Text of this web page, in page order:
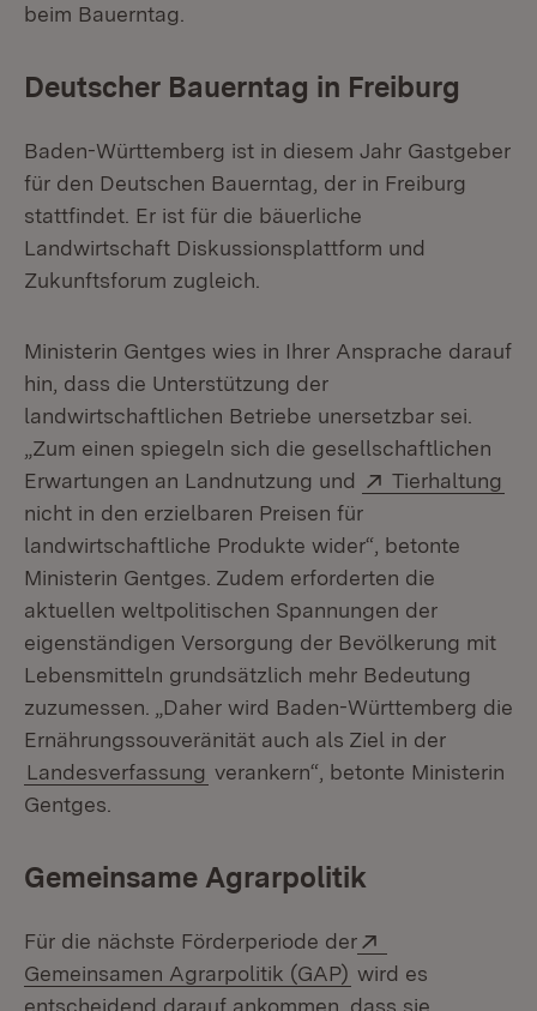
beim Bauerntag.
Deutscher Bauerntag in Freiburg
Baden-Württemberg ist in diesem Jahr Gastgeber
für den Deutschen Bauerntag, der in Freiburg
stattfindet. Er ist für die bäuerliche
Landwirtschaft Diskussionsplattform und
Zukunftsforum zugleich.
Ministerin Gentges wies in Ihrer Ansprache darauf
hin, dass die Unterstützung der
landwirtschaftlichen Betriebe unersetzbar sei.
„Zum einen spiegeln sich die gesellschaftlichen
Erwartungen an Landnutzung und
Extern:
Tierhaltung
nicht in den erzielbaren Preisen für
landwirtschaftliche Produkte wider“, betonte
Ministerin Gentges. Zudem erforderten die
aktuellen weltpolitischen Spannungen der
eigenständigen Versorgung der Bevölkerung mit
Lebensmitteln grundsätzlich mehr Bedeutung
zuzumessen. „Daher wird Baden-Württemberg die
Ernährungssouveränität auch als Ziel in der
Landesverfassung verankern“, betonte Ministerin
Gentges.
Gemeinsame Agrarpolitik
Für die nächste Förderperiode der
Gemeinsamen Agrarpolitik (GAP) (Öffnet in neuem
wird es
entscheidend darauf ankommen, dass sie